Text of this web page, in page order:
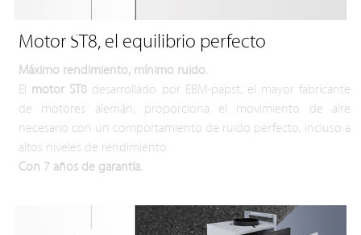
Motor ST8, el equilibrio perfecto
Máximo rendimiento, mínimo ruido.
El motor ST8 desarrollado por EBM-papst, el mayor fabricante
de motores alemán, proporciona el movimiento de aire
necesario con un comportamiento de ruido perfecto, incluso a
altos niveles de rendimiento.
Con 7 años de garantía.